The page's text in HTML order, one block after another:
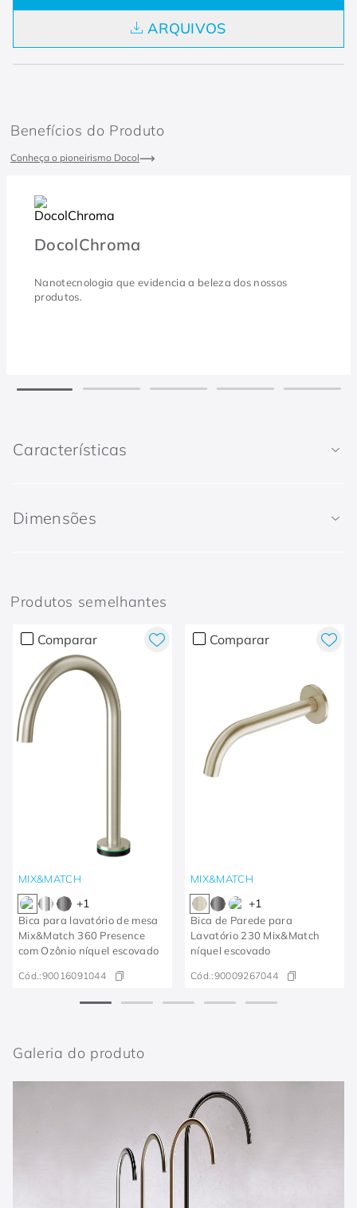
ARQUIVOS
Benefícios do Produto
Conheça o pioneirismo Docol
DocolChroma
Nanotecnologia que evidencia a beleza dos nossos
produtos.
Características
Dimensões
Produtos semelhantes
Comparar
MIX&MATCH
+1
Bica para lavatório de mesa
Mix&Match 360 Presence
com Ozônio níquel escovado
Cód.:90016091044
Comparar
MIX&MATCH
+1
Bica de Parede para
Lavatório 230 Mix&Match
níquel escovado
Cód.:90009267044
Galeria do produto